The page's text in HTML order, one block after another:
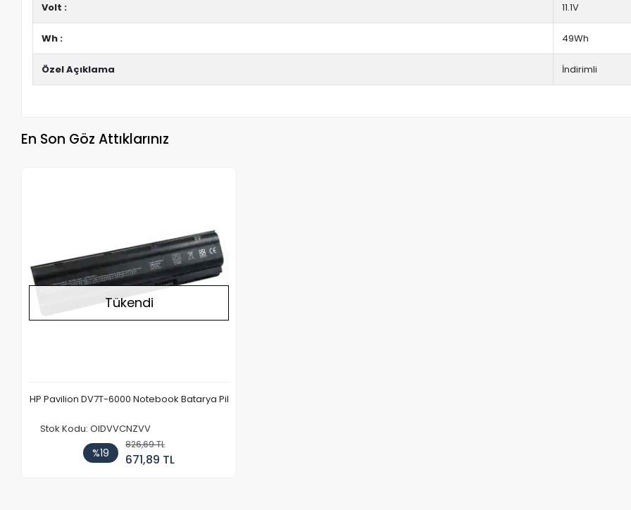
Volt : 11.1V
Wh : 49Wh
Özel Açıklama İndirimli
En Son Göz Attıklarınız
Tükendi
HP Pavilion DV7T-6000 Notebook Batarya Pil
Stok Kodu: OIDVVCNZVV
%19
826,69 TL
671,89 TL